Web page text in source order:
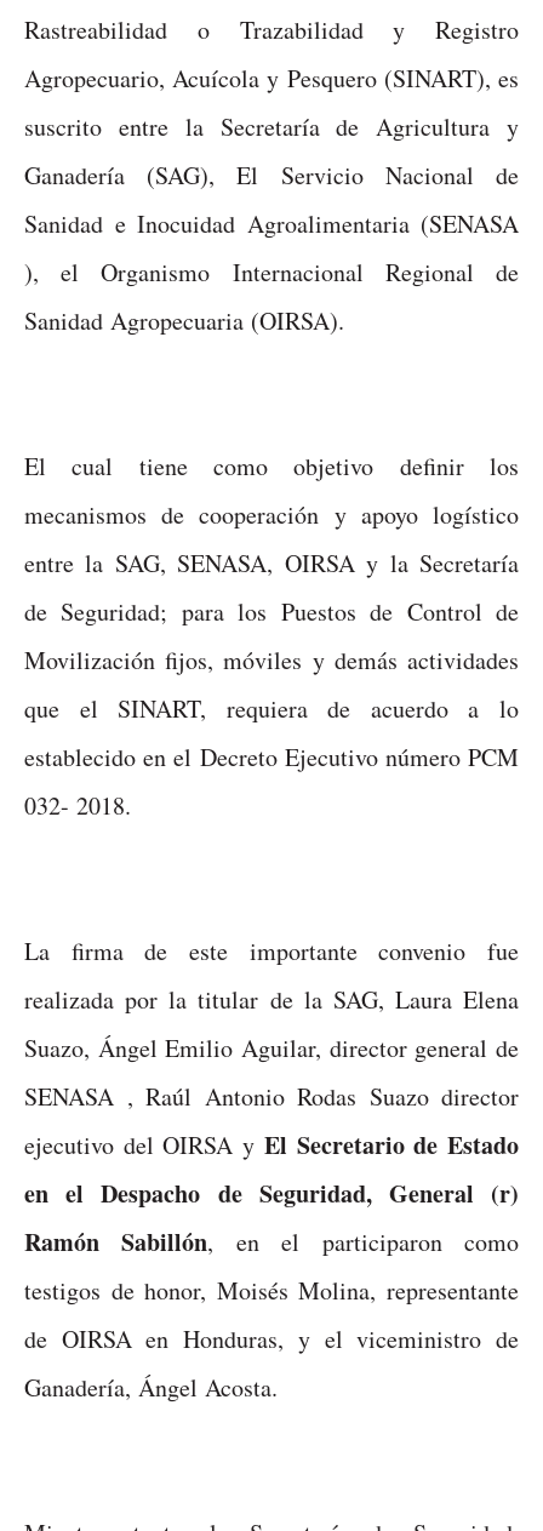
Rastreabilidad o Trazabilidad y Registro
Agropecuario, Acuícola y Pesquero (SINART), es
suscrito entre la Secretaría de Agricultura y
Ganadería (SAG), El Servicio Nacional de
Sanidad e Inocuidad Agroalimentaria (SENASA
), el Organismo Internacional Regional de
Sanidad Agropecuaria (OIRSA).
El cual tiene como objetivo definir los
mecanismos de cooperación y apoyo logístico
entre la SAG, SENASA, OIRSA y la Secretaría
de Seguridad; para los Puestos de Control de
Movilización fijos, móviles y demás actividades
que el SINART, requiera de acuerdo a lo
establecido en el Decreto Ejecutivo número PCM
032- 2018.
La firma de este importante convenio fue
realizada por la titular de la SAG, Laura Elena
Suazo, Ángel Emilio Aguilar, director general de
SENASA , Raúl Antonio Rodas Suazo director
ejecutivo del OIRSA y El Secretario de Estado
en el Despacho de Seguridad, General (r)
Ramón Sabillón, en el participaron como
testigos de honor, Moisés Molina, representante
de OIRSA en Honduras, y el viceministro de
Ganadería, Ángel Acosta.